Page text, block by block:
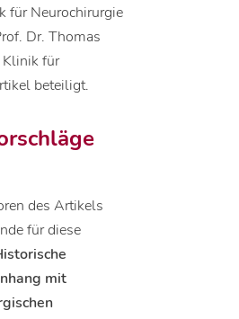
für Neurochirurgie
Dr. Thomas
Klinik für
beteiligt.
des Artikels
für diese
mit